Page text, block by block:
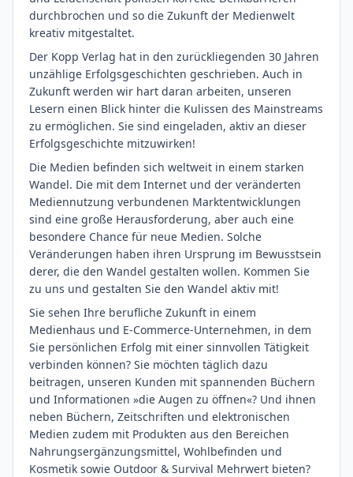
durchbrochen und so die Zukunft der Medienwelt
kreativ mitgestaltet.
Der Kopp Verlag hat in den zurückliegenden 30 Jahren
unzählige Erfolgsgeschichten geschrieben. Auch in
Zukunft werden wir hart daran arbeiten, unseren
Lesern einen Blick hinter die Kulissen des Mainstreams
zu ermöglichen. Sie sind eingeladen, aktiv an dieser
Erfolgsgeschichte mitzuwirken!
Die Medien befinden sich weltweit in einem starken
Wandel. Die mit dem Internet und der veränderten
Mediennutzung verbundenen Marktentwicklungen
sind eine große Herausforderung, aber auch eine
besondere Chance für neue Medien. Solche
Veränderungen haben ihren Ursprung im Bewusstsein
derer, die den Wandel gestalten wollen. Kommen Sie
zu uns und gestalten Sie den Wandel aktiv mit!
Sie sehen Ihre berufliche Zukunft in einem
Medienhaus und E-Commerce-Unternehmen, in dem
Sie persönlichen Erfolg mit einer sinnvollen Tätigkeit
verbinden können? Sie möchten täglich dazu
beitragen, unseren Kunden mit spannenden Büchern
und Informationen »die Augen zu öffnen«? Und ihnen
neben Büchern, Zeitschriften und elektronischen
Medien zudem mit Produkten aus den Bereichen
Nahrungsergänzungsmittel, Wohlbefinden und
Kosmetik sowie Outdoor & Survival Mehrwert bieten?